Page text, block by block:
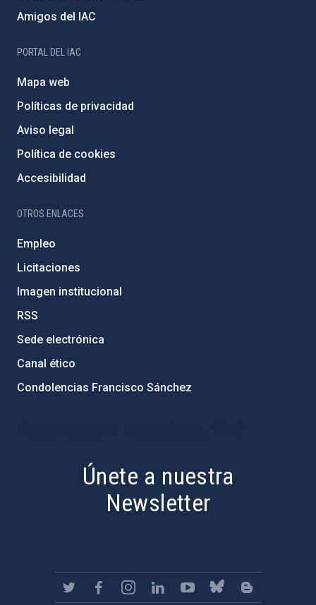
Amigos del IAC
PORTAL DEL IAC
Mapa web
Políticas de privacidad
Aviso legal
Política de cookies
Accesibilidad
OTROS ENLACES
Empleo
Licitaciones
Imagen institucional
RSS
Sede electrónica
Canal ético
Condolencias Francisco Sánchez
Únete a nuestra
Newsletter